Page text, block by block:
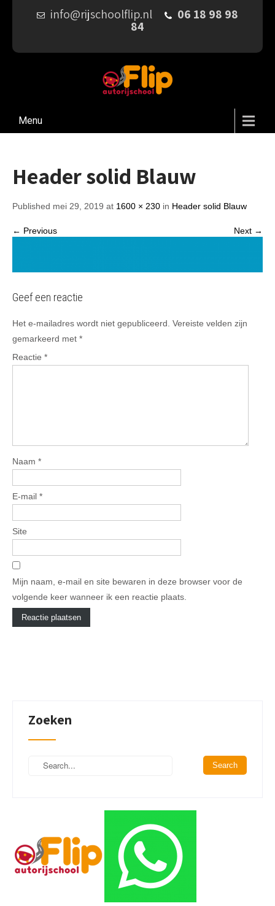
info@rijschoolflip.nl 06 18 98 98
84
Menu
Header solid Blauw
Published mei 29, 2019 at 1600 × 230 in Header solid Blauw
← Previous Next →
Geef een reactie
Het e-mailadres wordt niet gepubliceerd. Vereiste velden zijn
gemarkeerd met *
Reactie *
Naam *
E-mail *
Site
Mijn naam, e-mail en site bewaren in deze browser voor de
volgende keer wanneer ik een reactie plaats.
Zoeken